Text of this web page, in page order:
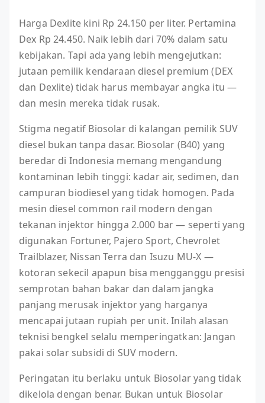
Harga Dexlite kini Rp 24.150 per liter. Pertamina
Dex Rp 24.450. Naik lebih dari 70% dalam satu
kebijakan. Tapi ada yang lebih mengejutkan:
jutaan pemilik kendaraan diesel premium (DEX
dan Dexlite) tidak harus membayar angka itu —
dan mesin mereka tidak rusak.
Stigma negatif Biosolar di kalangan pemilik SUV
diesel bukan tanpa dasar. Biosolar (B40) yang
beredar di Indonesia memang mengandung
kontaminan lebih tinggi: kadar air, sedimen, dan
campuran biodiesel yang tidak homogen. Pada
mesin diesel common rail modern dengan
tekanan injektor hingga 2.000 bar — seperti yang
digunakan Fortuner, Pajero Sport, Chevrolet
Trailblazer, Nissan Terra dan Isuzu MU-X —
kotoran sekecil apapun bisa mengganggu presisi
semprotan bahan bakar dan dalam jangka
panjang merusak injektor yang harganya
mencapai jutaan rupiah per unit. Inilah alasan
teknisi bengkel selalu memperingatkan: Jangan
pakai solar subsidi di SUV modern.
Peringatan itu berlaku untuk Biosolar yang tidak
dikelola dengan benar. Bukan untuk Biosolar